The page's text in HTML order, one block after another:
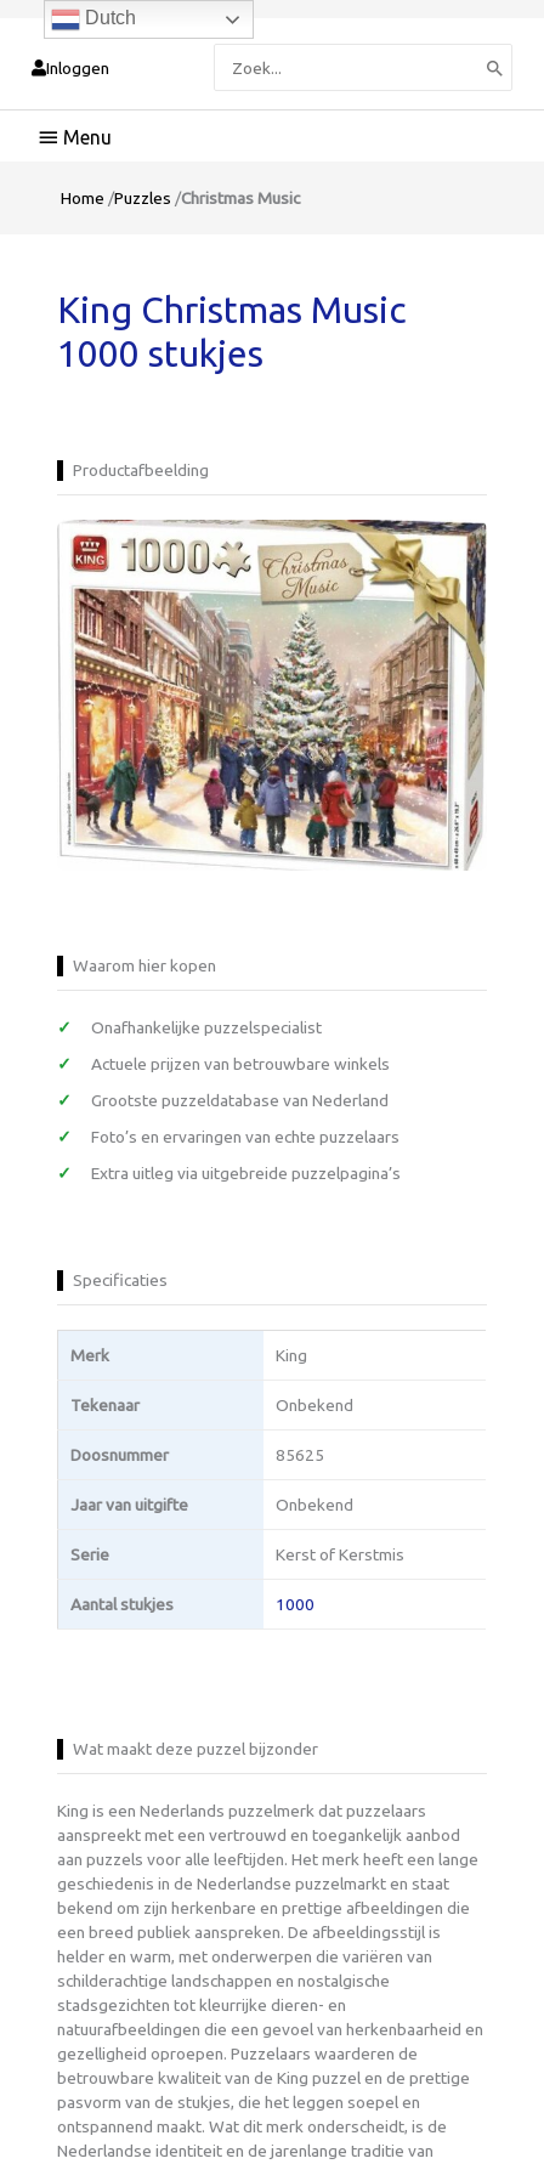
Inloggen
naar:
Hoofdmenu
Home /Puzzles /Christmas Music
King Christmas Music
1000 stukjes
Productafbeelding
Waarom hier kopen
Onafhankelijke puzzelspecialist
Actuele prijzen van betrouwbare winkels
Grootste puzzeldatabase van Nederland
Foto’s en ervaringen van echte puzzelaars
Extra uitleg via uitgebreide puzzelpagina’s
Specificaties
Merk King
Tekenaar Onbekend
Doosnummer 85625
Jaar van uitgifte Onbekend
Serie Kerst of Kerstmis
Aantal stukjes 1000
Wat maakt deze puzzel bijzonder
King is een Nederlands puzzelmerk dat puzzelaars
aanspreekt met een vertrouwd en toegankelijk aanbod
aan puzzels voor alle leeftijden. Het merk heeft een lange
geschiedenis in de Nederlandse puzzelmarkt en staat
bekend om zijn herkenbare en prettige afbeeldingen die
een breed publiek aanspreken. De afbeeldingsstijl is
helder en warm, met onderwerpen die variëren van
schilderachtige landschappen en nostalgische
stadsgezichten tot kleurrijke dieren- en
natuurafbeeldingen die een gevoel van herkenbaarheid en
gezelligheid oproepen. Puzzelaars waarderen de
betrouwbare kwaliteit van de King puzzel en de prettige
pasvorm van de stukjes, die het leggen soepel en
ontspannend maakt. Wat dit merk onderscheidt, is de
Nederlandse identiteit en de jarenlange traditie van
Dutch